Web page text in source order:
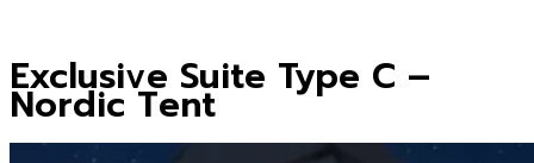
Exclusive Suite Type C –
Nordic Tent